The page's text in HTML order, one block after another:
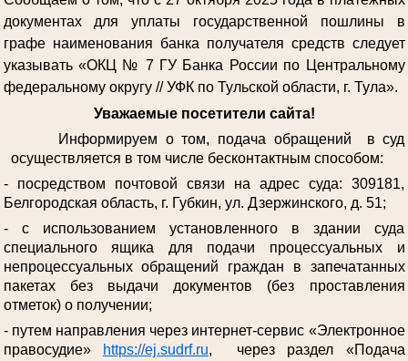
документах для уплаты государственной пошлины в
графе наименования банка получателя средств следует
указывать «ОКЦ № 7 ГУ Банка России по Центральному
федеральному округу // УФК по Тульской области, г. Тула».
Уважаемые посетители сайта!
Информируем о том, подача обращений в суд
осуществляется в том числе бесконтактным способом:
- посредством почтовой связи на адрес суда: 309181,
Белгородская область, г. Губкин, ул. Дзержинского, д. 51;
- с использованием установленного в здании суда
специального ящика для подачи процессуальных и
непроцессуальных обращений граждан в запечатанных
пакетах без выдачи документов (без проставления
отметок) о получении;
- путем направления через интернет-сервис «Электронное
правосудие»
https://ej.sudrf.ru, через раздел «Подача